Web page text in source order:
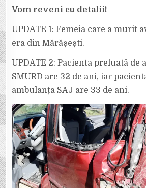
Vom reveni cu detalii!
UPDATE 1: Femeia care a murit
era din Mărășești.
UPDATE 2: Pacienta preluată de
SMURD are 32 de ani, iar
ambulanța SAJ are 33 de ani.